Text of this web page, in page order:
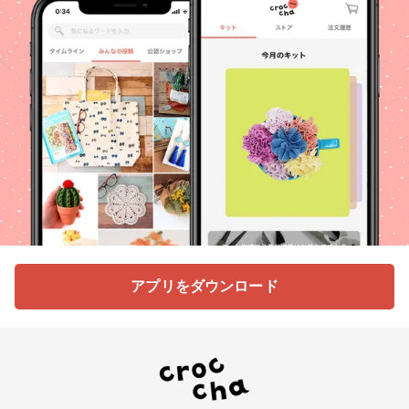
アプリをダウンロード